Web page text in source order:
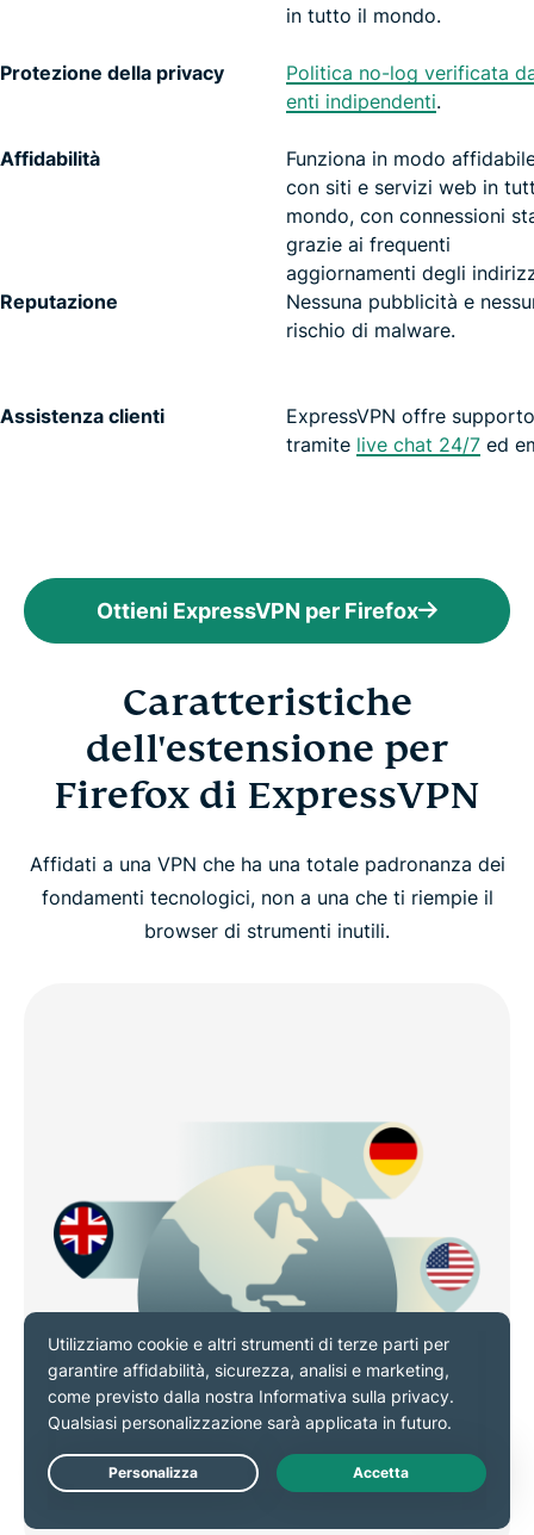
in tutto il mondo.
Protezione della privacy
Politica no-log verificata
enti indipendenti.
Affidabilità
Funziona in modo
con siti e servizi web in
mondo, con connessioni
grazie ai frequenti
aggiornamenti degli
Reputazione
Nessuna pubblicità e
rischio di malware.
Assistenza clienti
ExpressVPN offre supporto
tramite live chat 24/7 ed
Ottieni ExpressVPN per Firefox
Caratteristiche
dell'estensione per
Firefox di ExpressVPN
Affidati a una VPN che ha una totale padronanza dei
fondamenti tecnologici, non a una che ti riempie il
browser di strumenti inutili.
Live Chat